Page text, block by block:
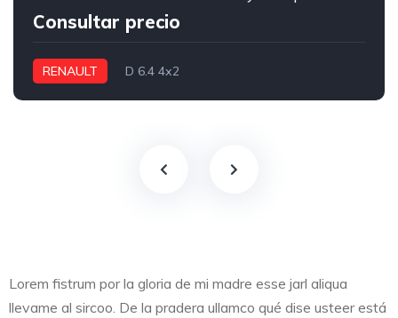
Consultar precio
RENAULT D 6.4 4x2
Lorem fistrum por la gloria de mi madre esse jarl aliqua
llevame al sircoo. De la pradera ullamco qué dise usteer está